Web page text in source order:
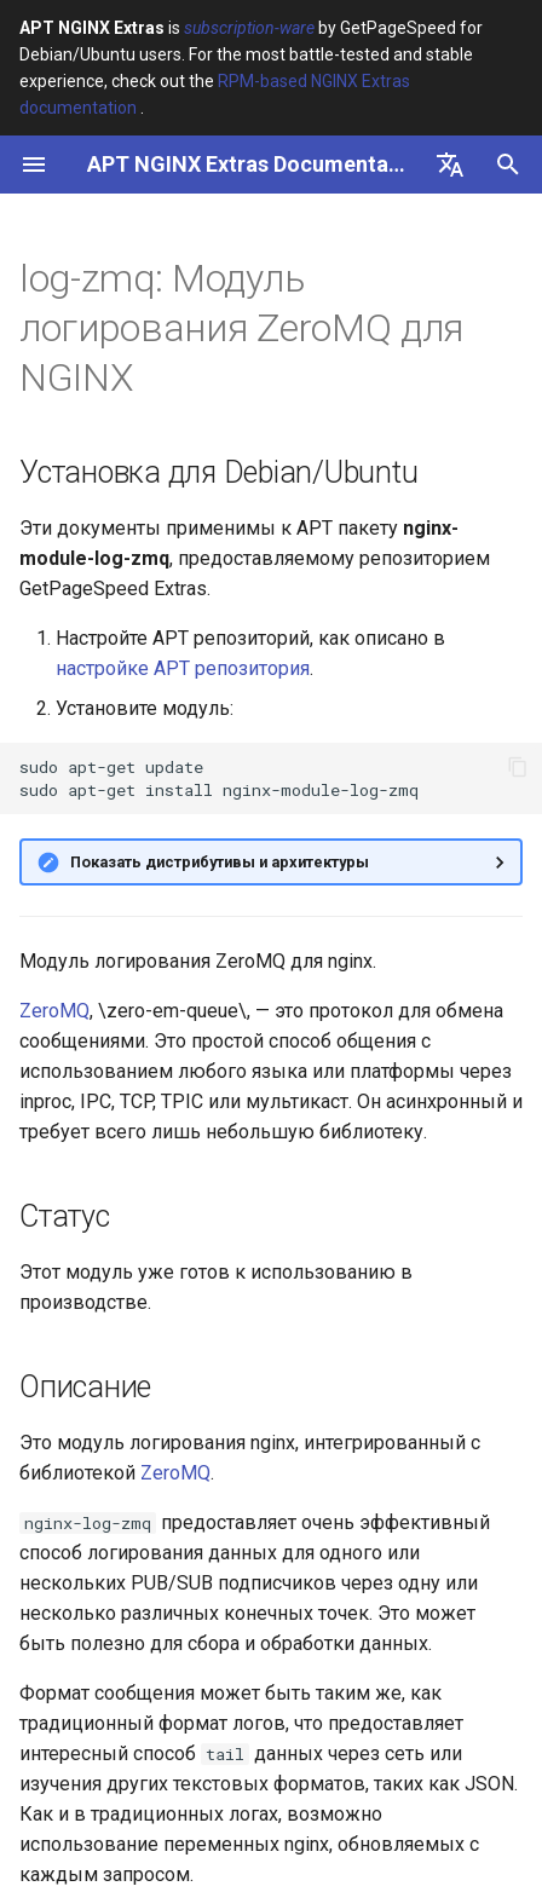
APT NGINX Extras is subscription-ware by GetPageSpeed for
Debian/Ubuntu users. For the most battle-tested and stable
experience, check out the RPM-based NGINX Extras
documentation
APT NGINX Extras Documentation
И
и
а
л
а
и
с
Установка для
Debian/Ubuntu
Синтаксис
log_zmq_server
log_zmq_endpoint
log_zmq_off
log-zmq: Модуль
логирования ZeroMQ для
NGINX
Установка для Debian/Ubuntu
Эти документы применимы к APT пакету nginx-
module-log-zmq, предоставляемому репозиторием
GetPageSpeed Extras.
Настройте APT репозиторий, как описано в
настройке APT репозитория.
Установите модуль:
sudo apt-get update
sudo apt-get install
Показать дистрибутивы и архитектуры
Модуль логирования ZeroMQ для nginx.
ZeroMQ, \zero-em-queue\, — это протокол для обмена
сообщениями. Это простой способ общения с
использованием любого языка или платформы через
inproc, IPC, TCP, TPIC или мультикаст. Он асинхронный и
требует всего лишь небольшую библиотеку.
Статус
Этот модуль уже готов к использованию в
производстве.
Описание
Это модуль логирования nginx, интегрированный с
библиотекой ZeroMQ.
nginx-log-zmq предоставляет очень эффективный
способ логирования данных для одного или
нескольких PUB/SUB подписчиков через одну или
несколько различных конечных точек. Это может
быть полезно для сбора и обработки данных.
Формат сообщения может быть таким же, как
традиционный формат логов, что предоставляет
интересный способ tail данных через сеть или
изучения других текстовых форматов, таких как JSON.
Как и в традиционных логах, возможно
использование переменных nginx, обновляемых с
каждым запросом.